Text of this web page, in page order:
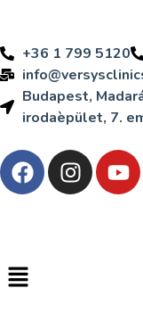
+36 1 799 5120
Budapest,
irodaèpület, 7.